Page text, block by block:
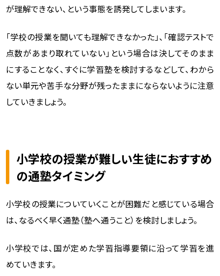
が理解できない、という事態を誘発してしまいます。
「学校の授業を聞いても理解できなかった」、「確認テストで
点数があまり取れていない」という場合は決してそのまま
にすることなく、すぐに学習塾を検討するなどして、わから
ない単元や苦手な分野が残ったままにならないように注意
していきましょう。
小学校の授業が難しい生徒におすすめ
の通塾タイミング
小学校の授業についていくことが困難だと感じている場合
は、なるべく早く通塾（塾へ通うこと）を検討しましょう。
小学校では、国が定めた学習指導要領に沿って学習を進
めていきます。